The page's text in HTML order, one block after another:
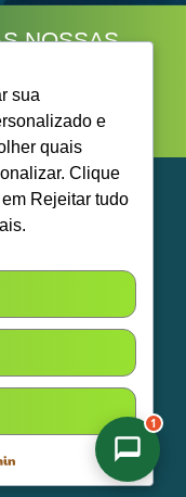
NOSSAS
1
sua
e
quais
Clique
Rejeitar tudo